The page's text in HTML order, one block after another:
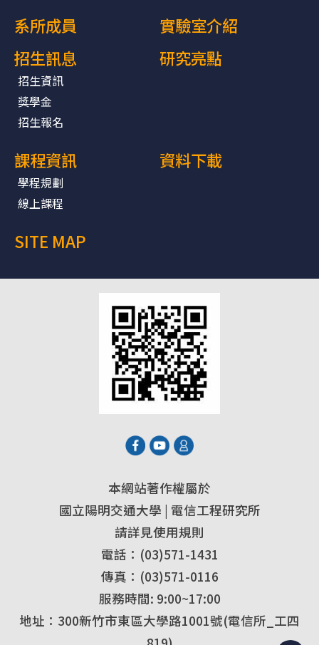
系所成員
實驗室介紹
招生訊息
招生資訊
獎學金
招生報名
研究亮點
課程資訊
學程規劃
線上課程
資料下載
SITE MAP
本網站著作權屬於
國立陽明交通大學 | 電信工程研究所
請詳見使用規則
電話：(03)571-1431
傳真：(03)571-0116
服務時間: 9:00~17:00
地址：300新竹市東區大學路1001號(電信所_工四